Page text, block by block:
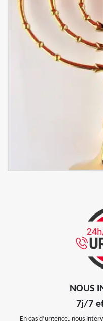
NOUS
7j/7
En cas d’urgence, nous